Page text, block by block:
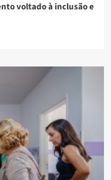
voltado à inclusão e